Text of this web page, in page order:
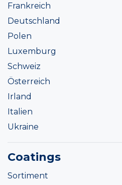
Frankreich
Deutschland
Polen
Luxemburg
Schweiz
Österreich
Irland
Italien
Ukraine
Coatings
Sortiment